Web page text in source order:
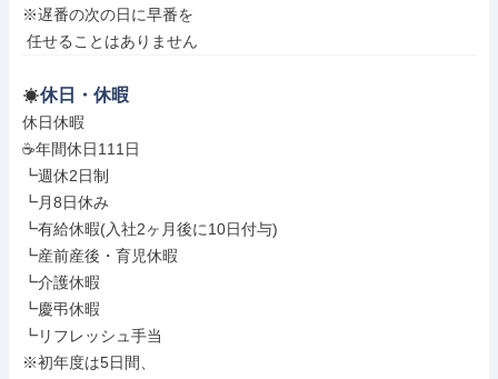
※遅番の次の日に早番を
任せることはありません
休日・休暇
休日休暇
☕年間休日111日
┗週休2日制
┗月8日休み
┗有給休暇(入社2ヶ月後に10日付与)
┗産前産後・育児休暇
┗介護休暇
┗慶弔休暇
┗リフレッシュ手当
※初年度は5日間、